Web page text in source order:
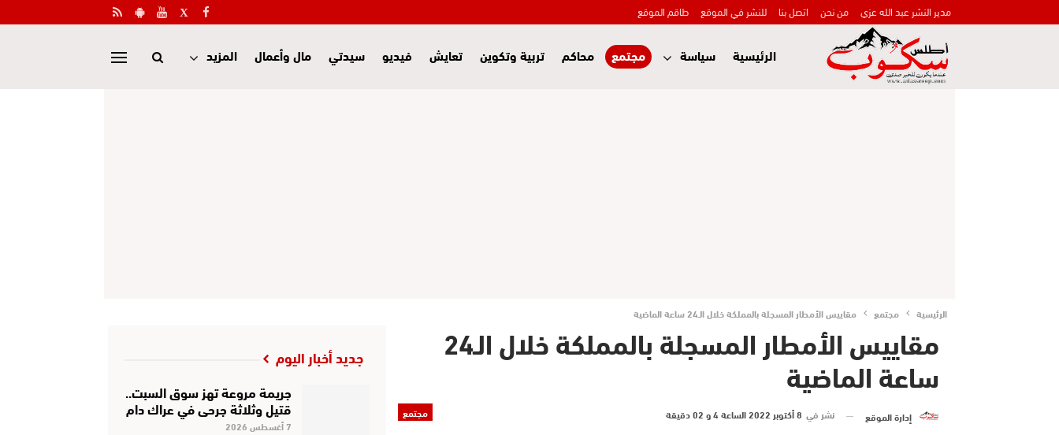
مدير النشر عبد الله عزي من نحن اتصل بنا للنشر في الموقع طاقم الموقع
الرئيسية سياسة مجتمع محاكم تربية وتكوين تعايش فيديو سيدتي مال وأعمال المزيد
الرئيسية مجتمع مقاييس الأمطار المسجلة بالمملكة خلال الـ24 ساعة الماضية
مقاييس الأمطار المسجلة بالمملكة خلال الـ24
ساعة الماضية
مجتمع إدارة الموقع نشر في 8 أكتوبر 2022 الساعة 4 و 02 دقيقة
جديد أخبار اليوم
جريمة مروعة تهز سوق السبت..
قتيل وثلاثة جرحى في عراك دام
7 أغسطس 2026